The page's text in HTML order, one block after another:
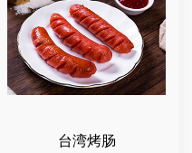
台湾烤肠